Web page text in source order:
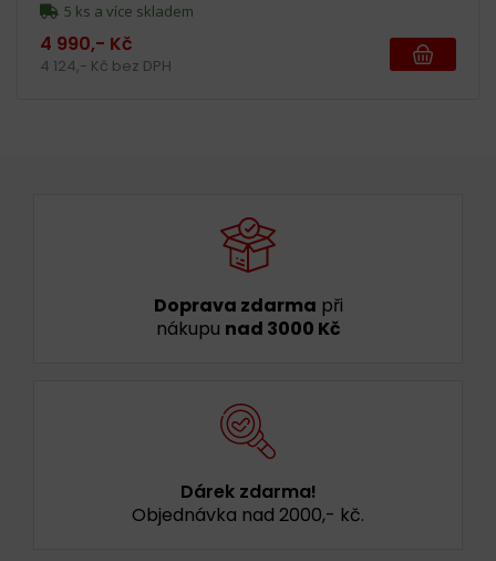
5 ks a více skladem
4 990,- Kč
4 124,- Kč bez DPH
Doprava zdarma při
nákupu nad 3000 Kč
Dárek zdarma!
Objednávka nad 2000,- kč.